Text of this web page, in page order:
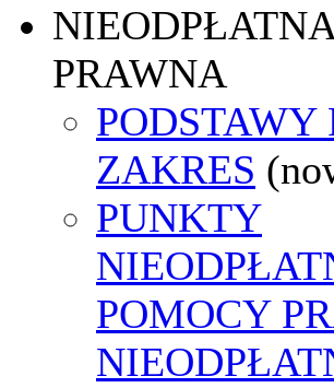
PRAWNA
PODSTAWY
ZAKRES
PUNKTY
POMOCY